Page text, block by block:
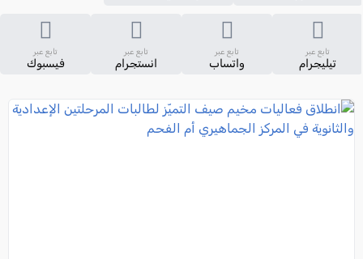
تابع عبر
تيليجرام
تابع عبر
واتساب
تابع عبر
انستجرام
تابع عبر
فيسبوك